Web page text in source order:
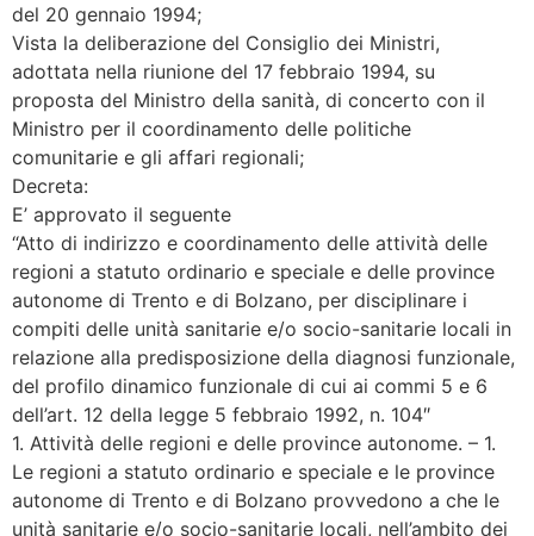
del 20 gennaio 1994;
Vista la deliberazione del Consiglio dei Ministri,
adottata nella riunione del 17 febbraio 1994, su
proposta del Ministro della sanità, di concerto con il
Ministro per il coordinamento delle politiche
comunitarie e gli affari regionali;
Decreta:
E’ approvato il seguente
“Atto di indirizzo e coordinamento delle attività delle
regioni a statuto ordinario e speciale e delle province
autonome di Trento e di Bolzano, per disciplinare i
compiti delle unità sanitarie e/o socio-sanitarie locali in
relazione alla predisposizione della diagnosi funzionale,
del profilo dinamico funzionale di cui ai commi 5 e 6
dell’art. 12 della legge 5 febbraio 1992, n. 104″
1. Attività delle regioni e delle province autonome. – 1.
Le regioni a statuto ordinario e speciale e le province
autonome di Trento e di Bolzano provvedono a che le
unità sanitarie e/o socio-sanitarie locali, nell’ambito dei